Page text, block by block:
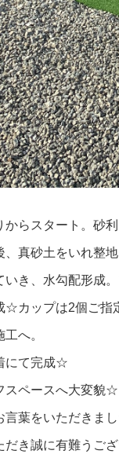
らスタート。砂
真砂土をいれ整地
き、水勾配形成
☆カップは2個ご
へ。
にて完成☆
スペースへ大変貌☆
言葉をいただきま
き誠に有難うござ